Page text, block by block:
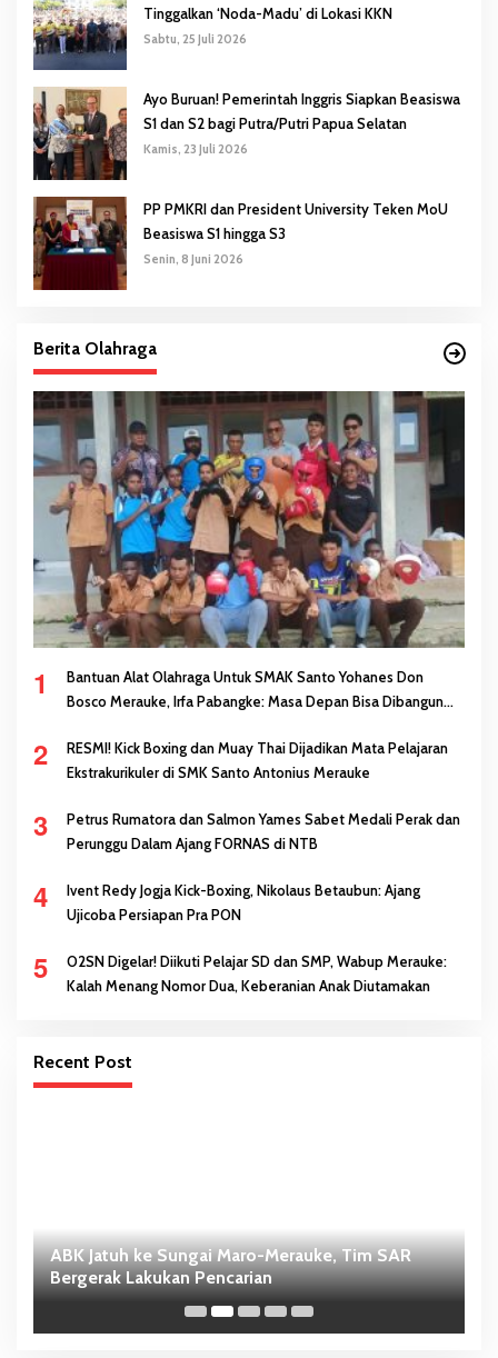
Tinggalkan ‘Noda-Madu’ di Lokasi KKN
Sabtu, 25 Juli 2026
Ayo Buruan! Pemerintah Inggris Siapkan Beasiswa
S1 dan S2 bagi Putra/Putri Papua Selatan
Kamis, 23 Juli 2026
PP PMKRI dan President University Teken MoU
Beasiswa S1 hingga S3
Senin, 8 Juni 2026
Berita Olahraga
1
Bantuan Alat Olahraga Untuk SMAK Santo Yohanes Don
Bosco Merauke, Irfa Pabangke: Masa Depan Bisa Dibangun
2
RESMI! Kick Boxing dan Muay Thai Dijadikan Mata Pelajaran
Ekstrakurikuler di SMK Santo Antonius Merauke
3
Petrus Rumatora dan Salmon Yames Sabet Medali Perak dan
Perunggu Dalam Ajang FORNAS di NTB
4
Ivent Redy Jogja Kick-Boxing, Nikolaus Betaubun: Ajang
Ujicoba Persiapan Pra PON
5
O2SN Digelar! Diikuti Pelajar SD dan SMP, Wabup Merauke:
Kalah Menang Nomor Dua, Keberanian Anak Diutamakan
Recent Post
ABK Jatuh ke Sungai Maro-Merauke, Tim SAR
Bergerak Lakukan Pencarian